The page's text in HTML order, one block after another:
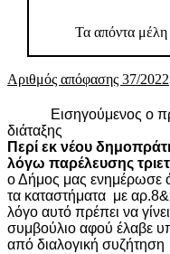
Τα απόντα μέλη
Αριθμός απόφασης 37/2022
Εισηγούμενος ο
διάταξης
Περί εκ νέου
λόγω παρέλευσης
ο Δήμος μας ενημέρωσε
τα καταστήματα με
λόγο αυτό πρέπει να
συμβούλιο αφού έλαβε
από διαλογική συζήτηση